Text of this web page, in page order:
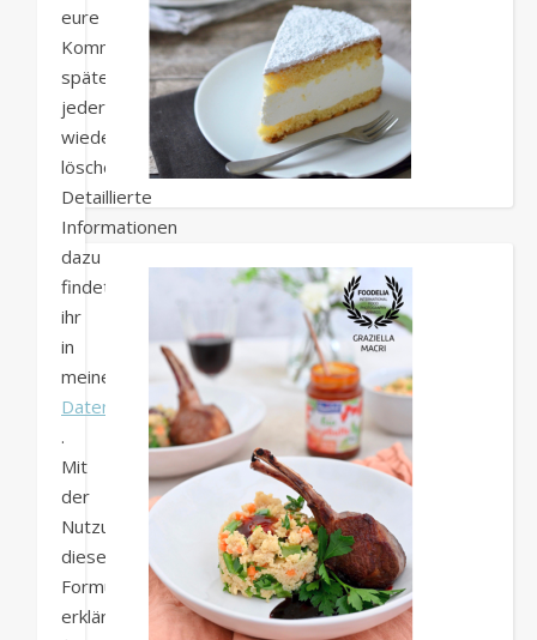
eure
Kommentare
später
jederzeit
wieder
löschen.
Detaillierte
Informationen
dazu
findet
ihr
in
meiner
Datenschutzerklärung
.
Mit
der
Nutzung
dieses
Formulars
erklärt